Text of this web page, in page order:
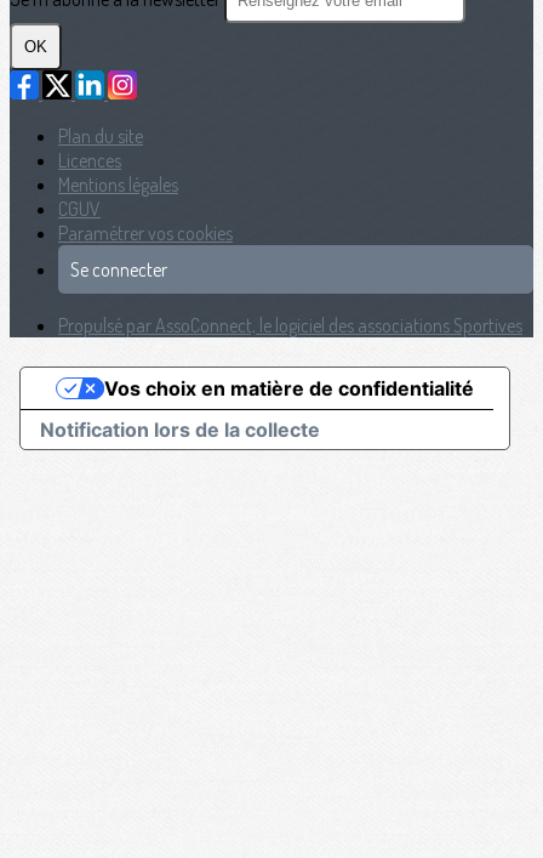
OK
Plan du site
Licences
Mentions légales
CGUV
Paramétrer vos cookies
Se connecter
Propulsé par AssoConnect, le logiciel des associations Sportives
Notification lors de la collecte
Vos choix en matière de confidentialité